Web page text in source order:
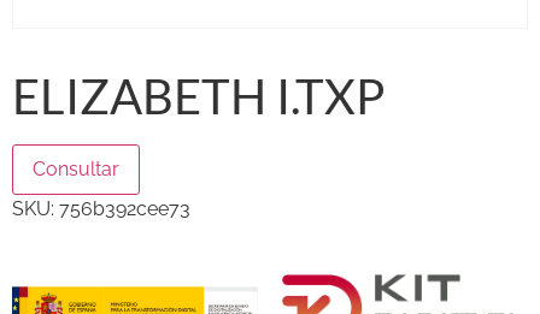
ELIZABETH I.TXP
Consultar
SKU: 756b392cee73